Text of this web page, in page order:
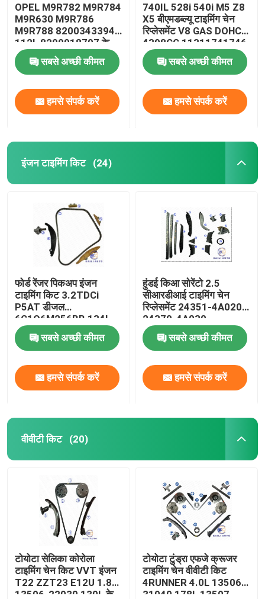
OPEL M9R782 M9R784
M9R630 M9R786
M9R788 8200343394
112L 8200918797 के
लिए VAUXHALL VIVARO
2.0 सीडीटीआई टाइमिंग चेन
किट
सबसे अच्छी कीमत
हमसे संपर्क करें
740IL 528i 540i M5 Z8
X5 बीएमडब्ल्यू टाइमिंग चेन
रिप्लेसमेंट V8 GAS DOHC
4398CC 11311741746
सबसे अच्छी कीमत
हमसे संपर्क करें
इंजन टाइमिंग किट (24)
फोर्ड रेंजर पिकअप इंजन
टाइमिंग किट 3.2TDCi
P5AT डीजल
6C1Q6M256BB 134L
सबसे अच्छी कीमत
हमसे संपर्क करें
हुंडई किआ सोरेंटो 2.5
सीआरडीआई टाइमिंग चेन
रिप्लेसमेंट 24351-4A020
24370-4A030
सबसे अच्छी कीमत
हमसे संपर्क करें
वीवीटी किट (20)
टोयोटा सेलिका कोरोला
टाइमिंग चेन किट VVT इंजन
T22 ZZT23 E12U 1.8L
13506-22030 130L के
टोयोटा टुंड्रा एफजे क्रूजर
टाइमिंग चेन वीवीटी किट
4RUNNER 4.0L 13506-
31040 178L 13507-